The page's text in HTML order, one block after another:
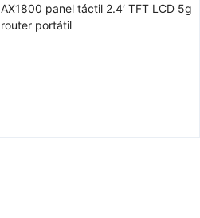
AX1800 panel táctil 2.4′ TFT LCD 5g
router portátil